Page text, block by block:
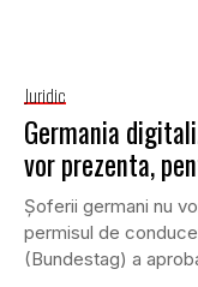
Juridic
Germania
vor prezenta,
Șoferii germani nu
permisul de
(Bundestag) a